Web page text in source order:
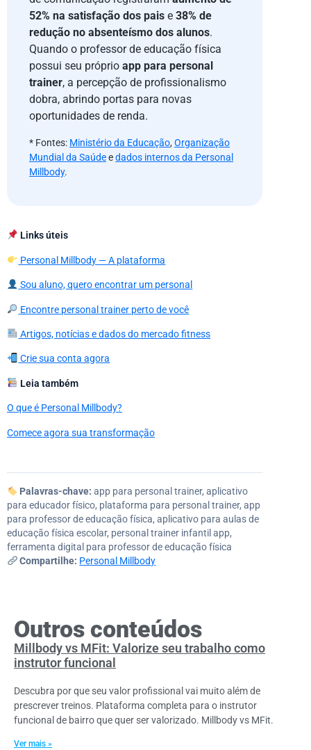
52% na satisfação dos pais e 38% de
redução no absenteísmo dos alunos.
Quando o professor de educação física
possui seu próprio app para personal
trainer, a percepção de profissionalismo
dobra, abrindo portas para novas
oportunidades de renda.
* Fontes: Ministério da Educação, Organização
Mundial da Saúdeedados internos da Personal
Millbody.
Links úteis
Personal Millbody — A plataforma
Sou aluno, quero encontrar um personal
Encontre personal trainer perto de você
Artigos, notícias e dados do mercado fitness
Crie sua conta agora
Leia também
O que é Personal Millbody?
Comece agora sua transformação
Palavras-chave: app para personal trainer, aplicativo
para educador físico, plataforma para personal trainer, app
para professor de educação física, aplicativo para aulas de
educação física escolar, personal trainer infantil app,
ferramenta digital para professor de educação física
Compartilhe: Personal Millbody
Outros conteúdos
Millbody vs MFit: Valorize seu trabalho como
instrutor funcional
Descubra por que seu valor profissional vai muito além de
prescrever treinos. Plataforma completa para o instrutor
funcional de bairro que quer ser valorizado. Millbody vs MFit.
Ver mais »